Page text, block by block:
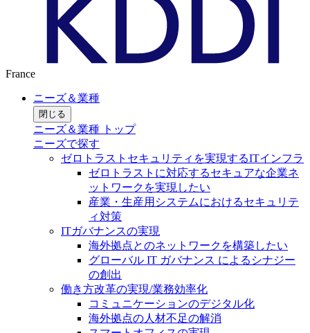
France
ニーズ＆業種
閉じる
ニーズ＆業種 トップ
ニーズで探す
ゼロトラストセキュリティを実現するITインフラ
ゼロトラストに対応するセキュアな企業ネ
ットワークを実現したい
産業・生産用システムにおけるセキュリテ
ィ対策
ITガバナンスの実現
海外拠点とのネットワークを構築したい
グローバル IT ガバナンス によるシナジー
の創出
働き方改革の実現/業務効率化
コミュニケーションのデジタル化
海外拠点の人材不足の解消